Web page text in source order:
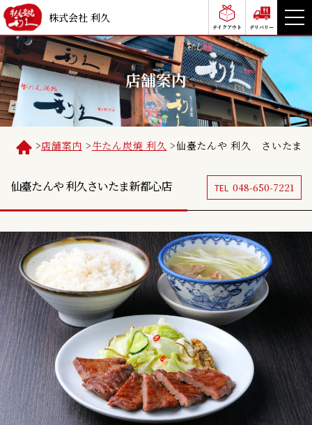
株式会社 利久
テイクアウト デリバリー
店舗案内
>店舗案内 >牛たん炭焼 利久 >仙臺たんや 利久 さいたま
仙臺たんや 利久さいたま新都心店 TEL 048-650-7221